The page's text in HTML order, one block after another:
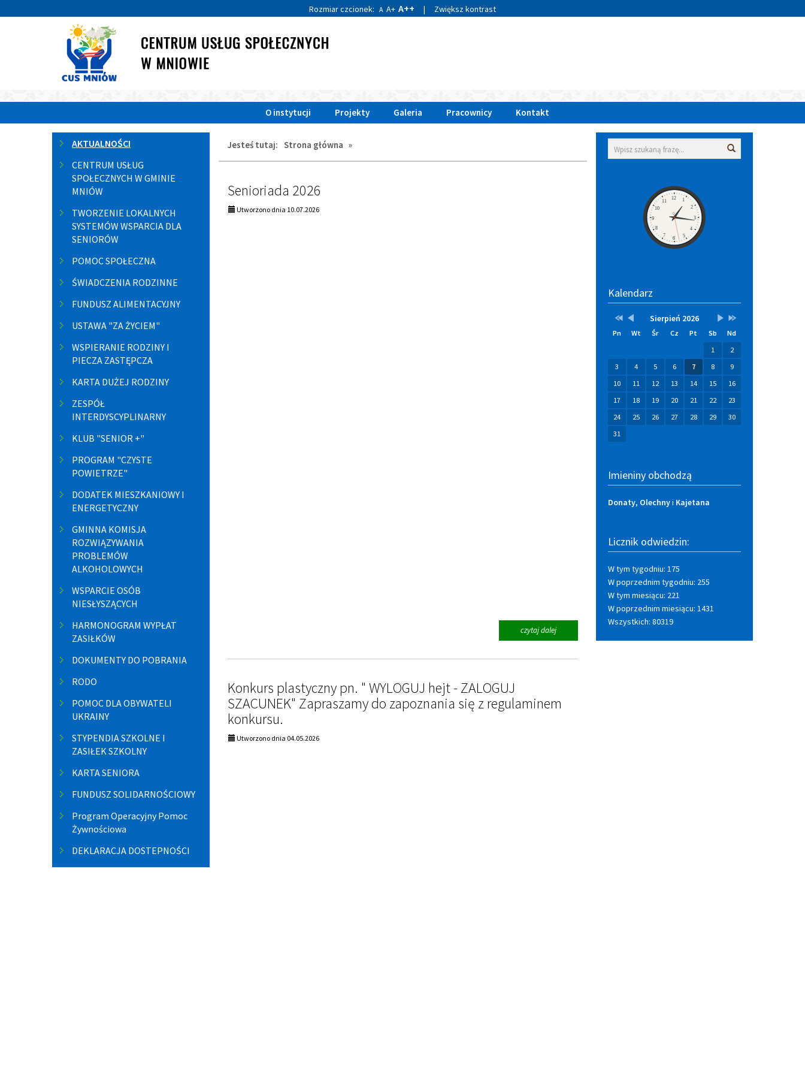
Rozmiar czcionek: A A+ A++ | Zwiększ kontrast
«
2
3
O instytucji Projekty Galeria Pracownicy Kontakt
MenuAKTUALNOŚCI
CENTRUM USŁUG
SPOŁECZNYCH W GMINIE
MNIÓW
TWORZENIE LOKALNYCH
SYSTEMÓW WSPARCIA DLA
SENIORÓW
POMOC SPOŁECZNA
ŚWIADCZENIA RODZINNE
FUNDUSZ ALIMENTACYJNY
USTAWA "ZA ŻYCIEM"
WSPIERANIE RODZINY I
PIECZA ZASTĘPCZA
KARTA DUŻEJ RODZINY
ZESPÓŁ
INTERDYSCYPLINARNY
KLUB "SENIOR +"
PROGRAM "CZYSTE
POWIETRZE"
DODATEK MIESZKANIOWY I
ENERGETYCZNY
GMINNA KOMISJA
ROZWIĄZYWANIA
PROBLEMÓW
ALKOHOLOWYCH
WSPARCIE OSÓB
NIESŁYSZĄCYCH
HARMONOGRAM WYPŁAT
ZASIŁKÓW
DOKUMENTY DO POBRANIA
RODO
POMOC DLA OBYWATELI
UKRAINY
STYPENDIA SZKOLNE I
ZASIŁEK SZKOLNY
KARTA SENIORA
FUNDUSZ SOLIDARNOŚCIOWY
Program Operacyjny Pomoc
Żywnościowa
DEKLARACJA DOSTEPNOŚCI
Jesteś tutaj: Strona główna »
strona
1:
Senioriada 2026
Utworzono dnia 10.07.2026
czytaj dalejna
temat:
2026
Konkurs plastyczny pn. " WYLOGUJ hejt - ZALOGUJ
SZACUNEK" Zapraszamy do zapoznania się z regulaminem
konkursu.
Utworzono dnia 04.05.2026
Wyszukiwarka
1
2
3
4
5
6
7
8
9
10
11
12
Kalendarz
Lista
wydarzeń
w
Sierpień 2026Brak
tym
miesiącu.
Przestaw
na
Przestaw
na
Przestaw
na
Wrzesień
2026
Przestaw
na
Sierpień
2027
Pn Wt Śr Cz Pt Sb
Nd
1
2
3
4 5 6 7 8
9
10
11 12 13 14 15
16
17
18 19 20 21 22
23
24
25 26 27 28 29
30
31
Imieniny obchodzą
Donaty, Olechnyi Kajetana
Licznik odwiedzin:
W tym tygodniu: 175
W poprzednim tygodniu: 255
W tym miesiącu: 221
W poprzednim miesiącu: 1431
Wszystkich: 80319